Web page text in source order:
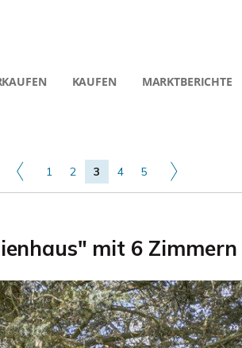
KAUFEN MARKTBERICHTE
1 2 3 4 5
mit 6 Zimmern